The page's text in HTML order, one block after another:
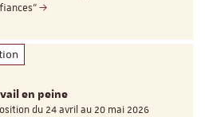
en peine
du 24 avril au 20 mai 2026